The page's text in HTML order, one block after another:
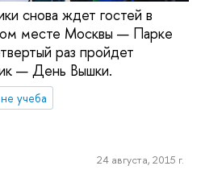
снова ждет гостей в
месте Москвы — Парке
раз пройдет
— День Вышки.
не учеба
24 августа, 2015 г.